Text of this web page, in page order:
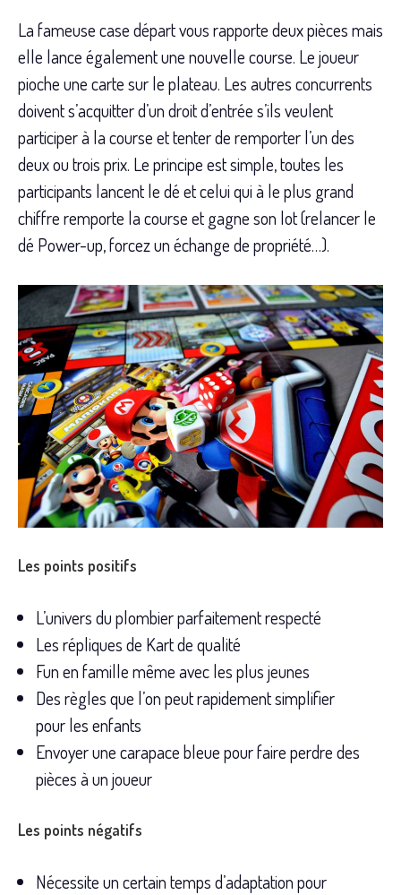
La fameuse case départ vous rapporte deux pièces mais
elle lance également une nouvelle course. Le joueur
pioche une carte sur le plateau. Les autres concurrents
doivent s’acquitter d’un droit d’entrée s’ils veulent
participer à la course et tenter de remporter l’un des
deux ou trois prix. Le principe est simple, toutes les
participants lancent le dé et celui qui à le plus grand
chiffre remporte la course et gagne son lot (relancer le
dé Power-up, forcez un échange de propriété…).
Les points positifs
L’univers du plombier parfaitement respecté
Les répliques de Kart de qualité
Fun en famille même avec les plus jeunes
Des règles que l’on peut rapidement simplifier
pour les enfants
Envoyer une carapace bleue pour faire perdre des
pièces à un joueur
Les points négatifs
Nécessite un certain temps d’adaptation pour